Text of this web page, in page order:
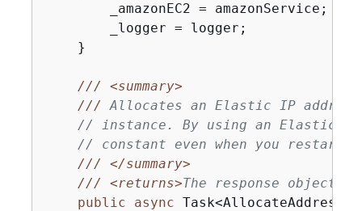
        _amazonEC2 = amazonService;
        _logger = logger;
    }
///
<summary>
/// Allocates an Elastic IP address
// instance. By using an Elastic IP
// constant even when you restart
///
</summary>
///
<returns>The response object
public
async